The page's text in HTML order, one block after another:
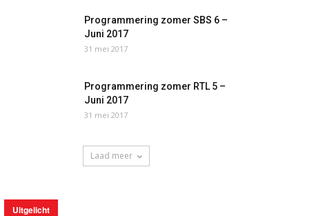
Programmering zomer SBS 6 –
Juni 2017
31 mei 2017
Programmering zomer RTL 5 –
Juni 2017
31 mei 2017
Laad meer
Uitgelicht